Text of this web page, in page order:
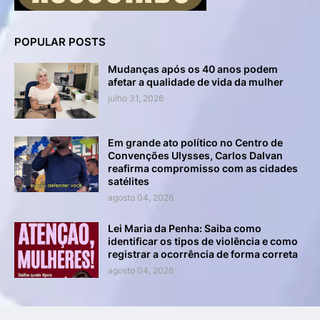
POPULAR POSTS
Mudanças após os 40 anos podem
afetar a qualidade de vida da mulher
julho 31, 2026
Em grande ato político no Centro de
Convenções Ulysses, Carlos Dalvan
reafirma compromisso com as cidades
satélites
agosto 04, 2026
Lei Maria da Penha: Saiba como
identificar os tipos de violência e como
registrar a ocorrência de forma correta
agosto 04, 2026